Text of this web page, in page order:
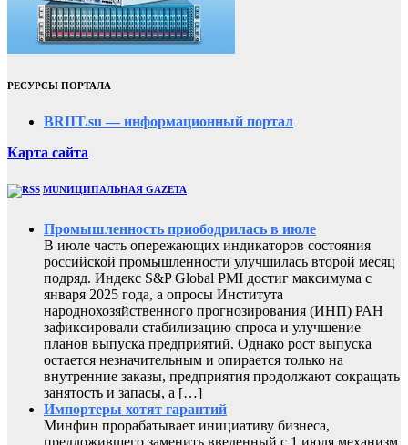
РЕСУРСЫ ПОРТАЛА
BRIIT.su — информационный портал
Карта сайта
MUNИЦИПАЛЬНАЯ GAZЕТА
Промышленность приободрилась в июле
В июле часть опережающих индикаторов состояния
российской промышленности улучшилась второй месяц
подряд. Индекс S&P Global PMI достиг максимума с
января 2025 года, а опросы Института
народнохозяйственного прогнозирования (ИНП) РАН
зафиксировали стабилизацию спроса и улучшение
планов выпуска предприятий. Однако рост выпуска
остается незначительным и опирается только на
внутренние заказы, предприятия продолжают сокращать
занятость и запасы, а […]
Импортеры хотят гарантий
Минфин прорабатывает инициативу бизнеса,
предложившего заменить введенный с 1 июля механизм